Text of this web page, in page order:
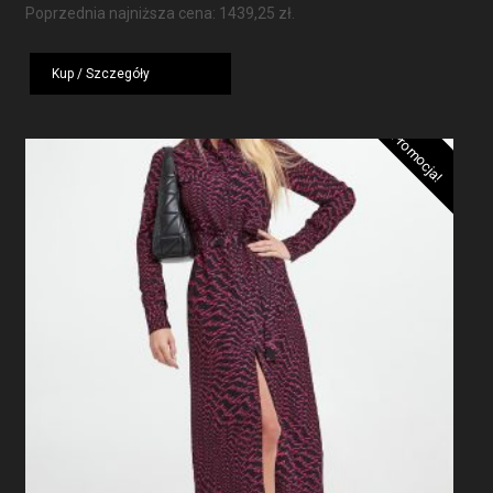
cena
1919,00 zł.
cena
1439,25 zł.
Poprzednia najniższa cena: 1439,25 zł
Kup / Szczegóły
Promocja!